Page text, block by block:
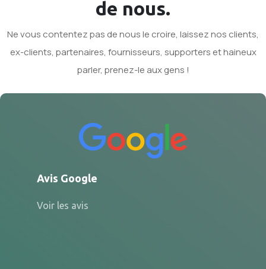
de nous.
Ne vous contentez pas de nous le croire, laissez nos clients,
ex-clients, partenaires, fournisseurs, supporters et haineux
parler, prenez-le aux gens !
Avis Google
Voir les avis